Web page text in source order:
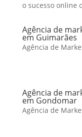
o sucesso online
Agência de
em Guimarães
Agência de
Agência de
em Gondomar
Agência de